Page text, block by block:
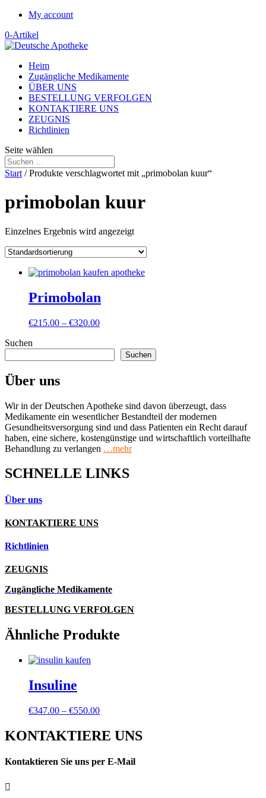
My account
0-Artikel
Heim
Zugängliche Medikamente
ÜBER UNS
BESTELLUNG VERFOLGEN
KONTAKTIERE UNS
ZEUGNIS
Richtlinien
Seite wählen
Start / Produkte verschlagwortet mit „primobolan kuur“
primobolan kuur
Einzelnes Ergebnis wird angezeigt
Primobolan
€215.00 – €320.00Preisspanne:
€320.00
Suchen
Suchen
Über uns
Wir in der Deutschen Apotheke sind davon überzeugt, dass
Medikamente ein wesentlicher Bestandteil der modernen
Gesundheitsversorgung sind und dass Patienten ein Recht darauf
haben, eine sichere, kostengünstige und wirtschaftlich vorteilhafte
Behandlung zu verlangen …mehr
SCHNELLE LINKS
Über uns
KONTAKTIERE UNS
Richtlinien
ZEUGNIS
Zugängliche Medikamente
BESTELLUNG VERFOLGEN
Ähnliche Produkte
Insuline
€347.00 – €550.00Preisspanne:
bis
€550.00
KONTAKTIERE UNS
Kontaktieren Sie uns per E-Mail
